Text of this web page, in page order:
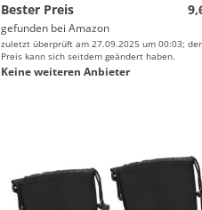
Bester Preis
gefunden bei Amazon
zuletzt überprüft am 27.09.2025 um 00:03; der
Preis kann sich seitdem geändert haben.
Keine weiteren Anbieter